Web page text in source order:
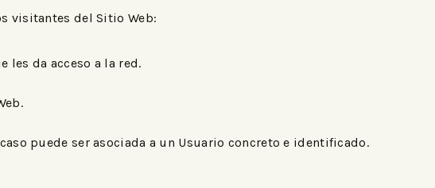
visitantes del Sitio Web:
les da acceso a la red.
puede ser asociada a un Usuario concreto e identificado.